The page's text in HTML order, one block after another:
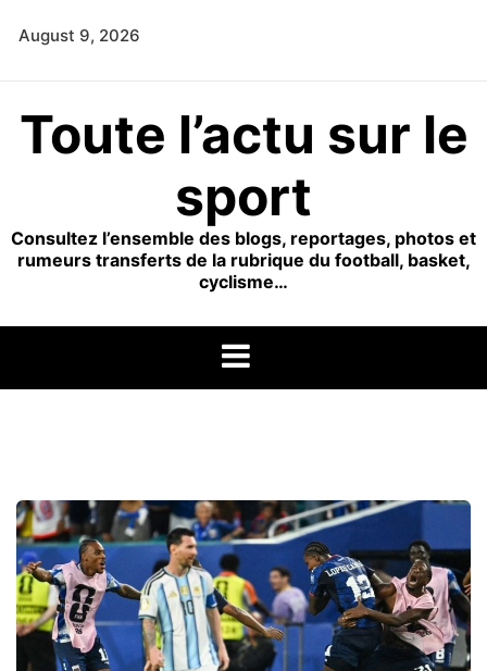
August 9, 2026
Toute l’actu sur le
sport
Consultez l’ensemble des blogs, reportages, photos et
rumeurs transferts de la rubrique du football, basket,
cyclisme…